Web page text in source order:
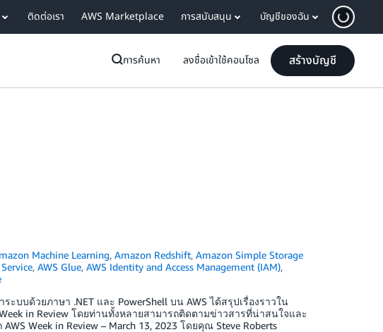
ติดต่อเรา AWS Marketplace การสนับสนุน บัญชีของฉัน
การค้นหา ลงชื่อเข้าใช้คอนโซล สร้างบัญชี
Machine Learning,Amazon Redshift,Amazon Simple Storage
, AWS Glue, AWS Identity and Access Management (IAM),
ะบบด้วยภาษา .NET และ PowerShell บน AWS ได้สรุปเรื่องราวใน
in Review โดยท่านทั้งหลายสามารถติดตามข่าวสารที่น่าสนใจและ
Week in Review – March 13, 2023 โดยคุณ Steve Roberts